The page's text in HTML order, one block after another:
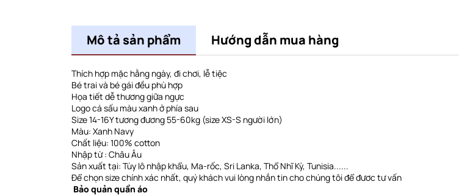
Mô tả sản phẩm Hướng dẫn mua hàng
Thích hợp mặc hằng ngày, đi chơi, lễ tiệc
Bé trai và bé gái đều phù hợp
Họa tiết dễ thương giữa ngực
Logo cá sấu màu xanh ở phía sau
Size 14-16Y tương đương 55-60kg (size XS-S người lớn)
Màu: Xanh Navy
Chất liệu: 100% cotton
Nhập từ : Châu Âu
Sản xuất tại: Tùy lô nhập khẩu, Ma-rốc, Sri Lanka, Thổ Nhĩ Kỳ, Tunisia......
Để chọn size chính xác nhất, quý khách vui lòng nhắn tin cho chúng tôi để đươc tư vấn
Bảo quản quần áo